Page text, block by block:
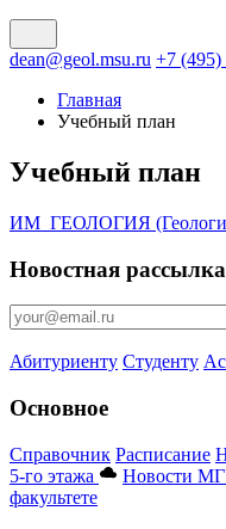
dean@geol.msu.ru +7 (495)
Главная
Учебный план
Учебный план
ИМ_ГЕОЛОГИЯ
Новостная рассылка
Абитуриенту Студенту
Основное
Справочник Расписание
5-го этажа
Новости
факультете